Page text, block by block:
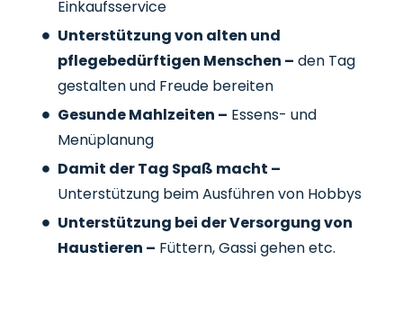
Einkaufsservice
Unterstützung von alten und
pflegebedürftigen Menschen – den Tag
gestalten und Freude bereiten
Gesunde Mahlzeiten – Essens- und
Menüplanung
Damit der Tag Spaß macht –
Unterstützung beim Ausführen von Hobbys
Unterstützung bei der Versorgung von
Haustieren – Füttern, Gassi gehen etc.